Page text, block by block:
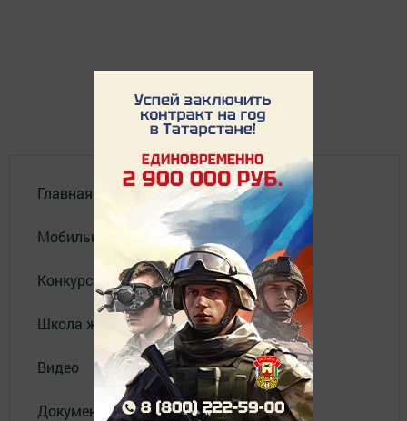
Главная
Мобильный репортер
Конкурсы
Школа журналистики
Видео
Документы